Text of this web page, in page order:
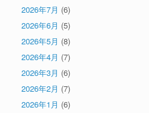
2026年7月 (6)
2026年6月 (5)
2026年5月 (8)
2026年4月 (7)
2026年3月 (6)
2026年2月 (7)
2026年1月 (6)